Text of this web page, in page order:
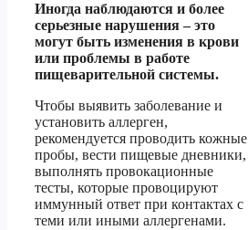
Иногда наблюдаются и более
серьезные нарушения – это
могут быть изменения в крови
или проблемы в работе
пищеварительной системы.
Чтобы выявить заболевание и
установить аллерген,
рекомендуется проводить кожные
пробы, вести пищевые дневники,
выполнять провокационные
тесты, которые провоцируют
иммунный ответ при контактах с
теми или иными аллергенами.